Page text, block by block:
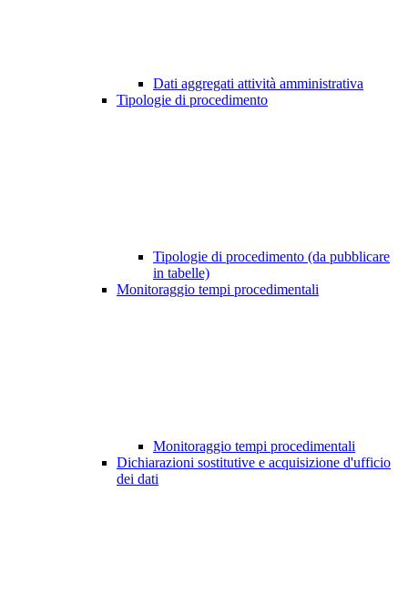
Dati aggregati attività amministrativa
Tipologie di procedimento
Tipologie di procedimento (da pubblicare
in tabelle)
Monitoraggio tempi procedimentali
Monitoraggio tempi procedimentali
Dichiarazioni sostitutive e acquisizione d'ufficio
dei dati